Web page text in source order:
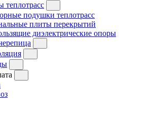
теплотрасс
подушки теплотрасс
плиты перекрытий
диэлектрические опоры